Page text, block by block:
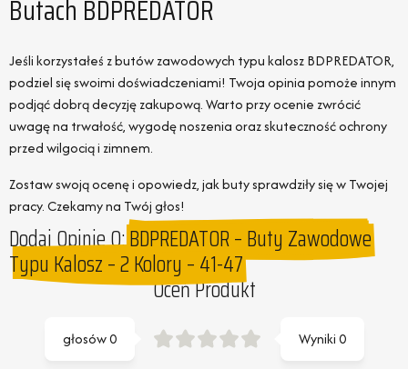
Butach BDPREDATOR
Jeśli korzystałeś z butów zawodowych typu kalosz BDPREDATOR,
podziel się swoimi doświadczeniami! Twoja opinia pomoże innym
podjąć dobrą decyzję zakupową. Warto przy ocenie zwrócić
uwagę na trwałość, wygodę noszenia oraz skuteczność ochrony
przed wilgocią i zimnem.
Zostaw swoją ocenę i opowiedz, jak buty sprawdziły się w Twojej
pracy. Czekamy na Twój głos!
Dodaj Opinie O:BDPREDATOR – Buty Zawodowe
Typu Kalosz – 2 Kolory – 41-47
Oceń Produkt
Wyniki0
głosów0